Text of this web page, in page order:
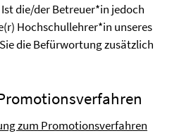
die/der Betreuer*in jedoch
Hochschullehrer*in unseres
die Befürwortung zusätzlich
zum Promotionsverfahren